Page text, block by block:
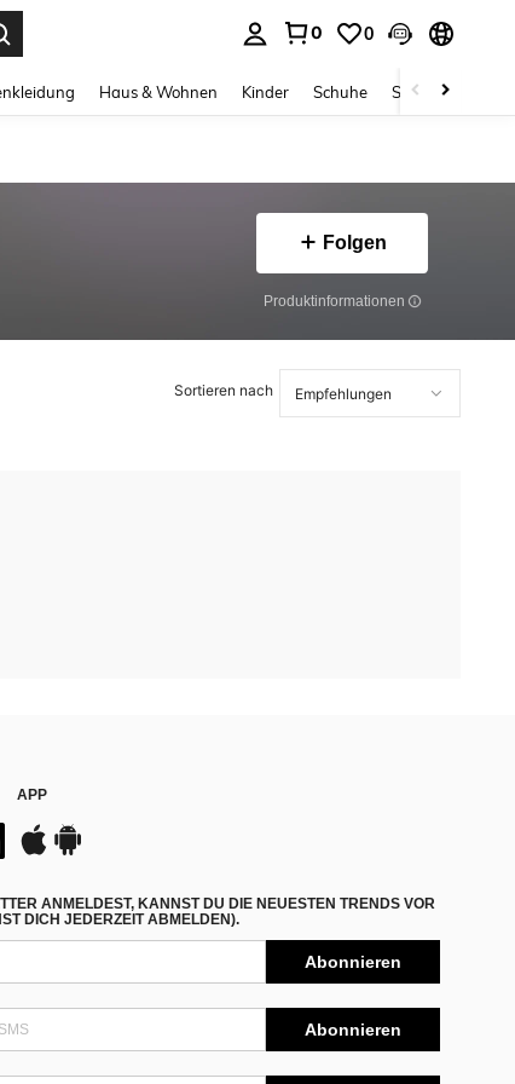
0 0
Haus & Wohnen Kinder Schuhe Schmuck &
Folgen
Produktinformationen
Sortieren nach
APP
ANMELDEST, KANNST DU DIE NEUESTEN TRENDS VOR
DICH JEDERZEIT ABMELDEN).
Abonnieren
Abonnieren